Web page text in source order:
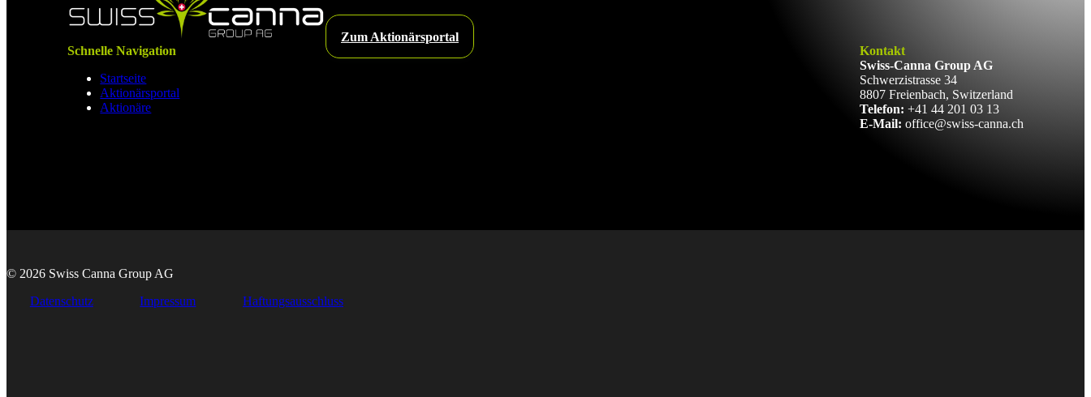
Zum Aktionärsportal
Schnelle Navigation
Startseite
Aktionärsportal
Aktionäre
Kontakt
Swiss-Canna Group AG
Schwerzistrasse 34
8807 Freienbach, Switzerland
Telefon: +41 44 201 03 13
E-Mail: office@swiss-canna.ch
© 2026 Swiss Canna Group AG
Datenschutz
Impressum Haftungsausschluss